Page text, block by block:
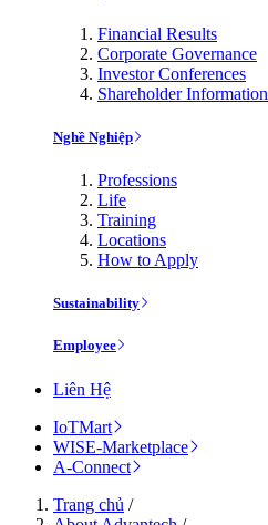
Financial Results
Corporate Governance
Investor Conferences
Shareholder Information
Nghề Nghiệp
Professions
Life
Training
Locations
How to Apply
Sustainability
Employee
Liên Hệ
IoTMart
WISE-Marketplace
A-Connect
Trang chủ /